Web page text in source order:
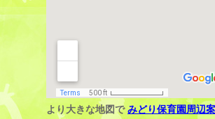
より大きな地図で みどり保育園周辺